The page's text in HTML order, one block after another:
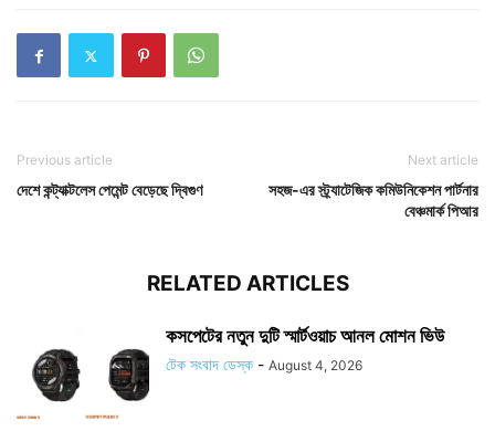
Previous article
দেশে কন্ট্যাক্টলেস পেমেন্ট বেড়েছে দ্বিগুণ
Next article
সহজ-এর স্ট্র্যাটেজিক কমিউনিকেশন পার্টনার
বেঞ্চমার্ক পিআর
RELATED ARTICLES
কসপেটের নতুন দুটি স্মার্টওয়াচ আনল মোশন ভিউ
টেক সংবাদ ডেস্ক - August 4, 2026